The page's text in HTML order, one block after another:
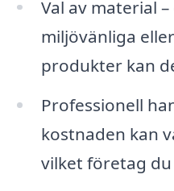
Val av material
miljövänliga
produkter kan
Professionell
kostnaden kan
vilket företag